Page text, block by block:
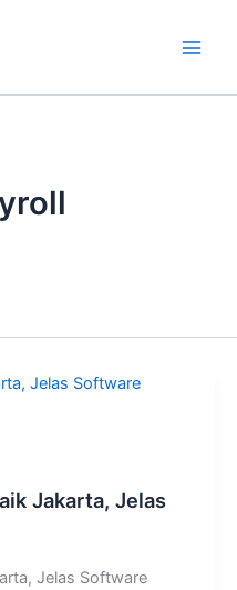
Jakarta, Jelas
Jelas Software